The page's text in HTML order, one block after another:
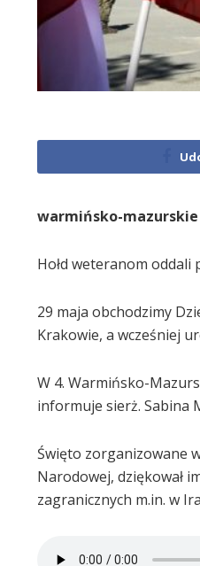
warmińsko-mazurskie
Hołd weteranom
29 maja obchodzimy
Krakowie, a wcześniej
W 4. Warmińsko-
informuje sierż. Sabina
Święto zorganizowane
Narodowej, dziękował
zagranicznych m.in. w